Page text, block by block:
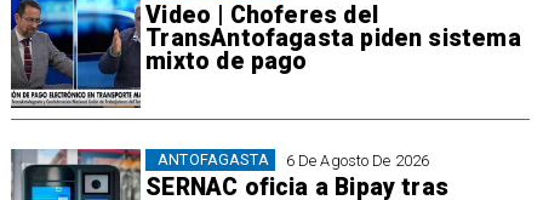
Video | Choferes del
TransAntofagasta piden sistema
mixto de pago
6 De Agosto De 2026
SERNAC oficia a Bipay tras
ANTOFAGASTA